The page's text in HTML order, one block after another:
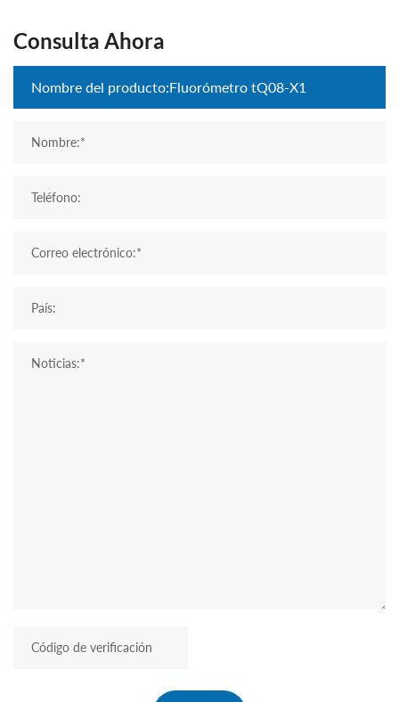
Consulta Ahora